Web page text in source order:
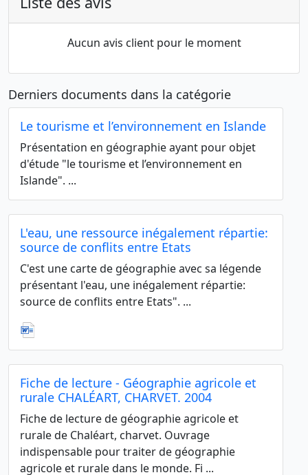
Aucun avis client pour le moment
Derniers documents dans la catégorie
Le tourisme et l’environnement en Islande
Présentation en géographie ayant pour objet
d'étude "le tourisme et l’environnement en
Islande". ...
L'eau, une ressource inégalement répartie:
source de conflits entre Etats
C'est une carte de géographie avec sa légende
présentant l'eau, une inégalement répartie:
source de conflits entre Etats". ...
Fiche de lecture - Géographie agricole et
rurale CHALÉART, CHARVET. 2004
Fiche de lecture de géographie agricole et
rurale de Chaléart, charvet. Ouvrage
indispensable pour traiter de géographie
agricole et rurale dans le monde. Fi ...